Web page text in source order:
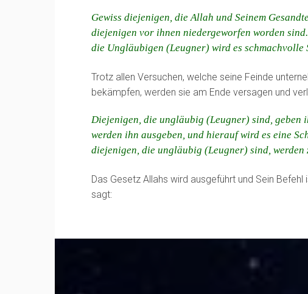
Gewiss diejenigen, die Allah und Seinem
diejenigen vor ihnen niedergeworfen worden
die Ungläubigen (Leugner) wird es schmachvolle
Trotz allen Versuchen, welche seine Feinde
bekämpfen, werden sie am Ende versagen und
Diejenigen, die ungläubig (Leugner) sind, geben
werden ihn ausgeben, und hierauf wird es eine
diejenigen, die ungläubig (Leugner) sind, werden
Das Gesetz Allahs wird ausgeführt und Sein
sagt: